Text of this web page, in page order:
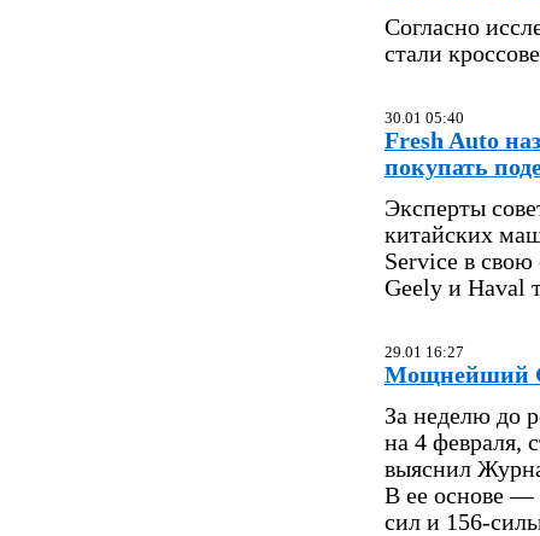
Согласно
стали
30.01 05:40
Fresh Auto
покупать
Эксперты
китайских
Service в свою
Geely и Haval
29.01 16:27
Мощнейший
За неделю до
на 4 февраля,
выяснил
В ее основе —
сил и 156-